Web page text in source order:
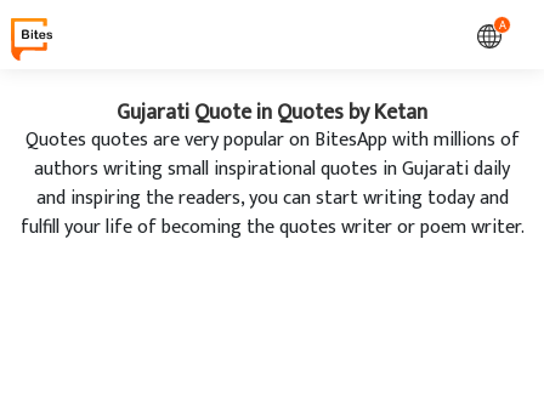
A
Gujarati Quote in Quotes by Ketan
Quotes quotes are very popular on BitesApp with millions of
authors writing small inspirational quotes in Gujarati daily
and inspiring the readers, you can start writing today and
fulfill your life of becoming the quotes writer or poem writer.